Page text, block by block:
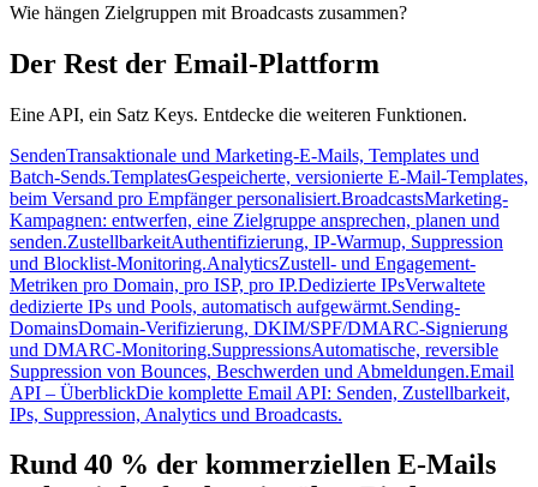
Wie hängen Zielgruppen mit Broadcasts zusammen?
Der Rest der Email-Plattform
Eine API, ein Satz Keys. Entdecke die weiteren Funktionen.
SendenTransaktionale und Marketing-E-Mails, Templates und
Batch-Sends.TemplatesGespeicherte, versionierte E-Mail-Templates,
beim Versand pro Empfänger personalisiert.BroadcastsMarketing-
Kampagnen: entwerfen, eine Zielgruppe ansprechen, planen und
senden.ZustellbarkeitAuthentifizierung, IP-Warmup, Suppression
und Blocklist-Monitoring.AnalyticsZustell- und Engagement-
Metriken pro Domain, pro ISP, pro IP.Dedizierte IPsVerwaltete
dedizierte IPs und Pools, automatisch aufgewärmt.Sending-
DomainsDomain-Verifizierung, DKIM/SPF/DMARC-Signierung
und DMARC-Monitoring.SuppressionsAutomatische, reversible
Suppression von Bounces, Beschwerden und Abmeldungen.Email
API – ÜberblickDie komplette Email API: Senden, Zustellbarkeit,
IPs, Suppression, Analytics und Broadcasts.
Rund 40 % der kommerziellen E-Mails